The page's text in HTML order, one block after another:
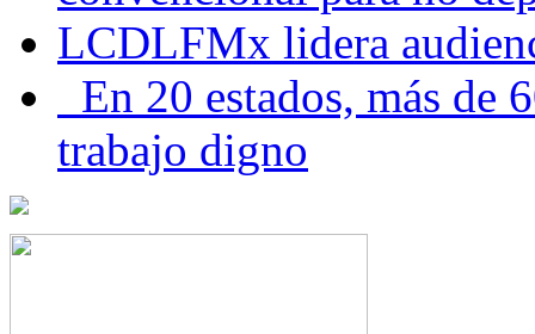
LCDLFMx lidera
En 20 estados, más de
trabajo digno